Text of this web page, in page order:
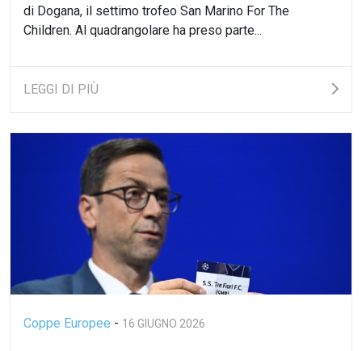
di Dogana, il settimo trofeo San Marino For The
Children. Al quadrangolare ha preso parte...
LEGGI DI PIÙ
Coppe Europee - 16 GIUGNO 2026